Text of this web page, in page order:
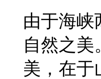
由于海峡
自然之
美，在